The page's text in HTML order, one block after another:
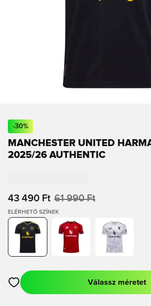
-30%
MANCHESTER UNITED
2025/26 AUTHENTIC
43 490 Ft 61 990 Ft
ELÉRHETŐ SZÍNEK
Megnyit egy modált a bejelentkezéshez
Válassz méretet